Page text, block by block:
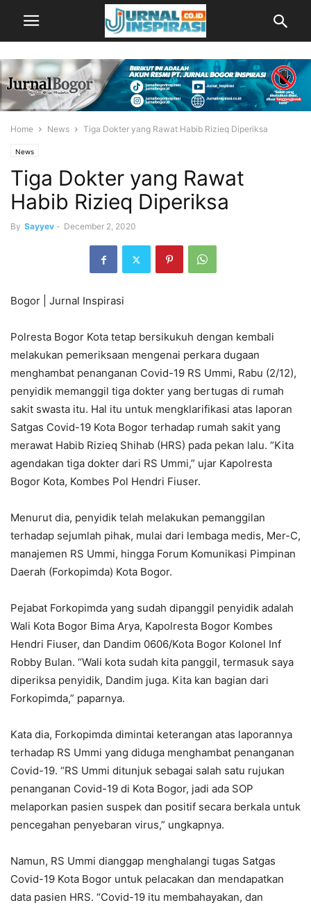
Home News Tiga Dokter yang Rawat Habib Rizieq Diperiksa
News
Tiga Dokter yang Rawat
Habib Rizieq Diperiksa
By Sayyev - December 2, 2020
Bogor | Jurnal Inspirasi
Polresta Bogor Kota tetap bersikukuh dengan kembali
melakukan pemeriksaan mengenai perkara dugaan
menghambat penanganan Covid-19 RS Ummi, Rabu (2/12),
penyidik memanggil tiga dokter yang bertugas di rumah
sakit swasta itu. Hal itu untuk mengklarifikasi atas laporan
Satgas Covid-19 Kota Bogor terhadap rumah sakit yang
merawat Habib Rizieq Shihab (HRS) pada pekan lalu. “Kita
agendakan tiga dokter dari RS Ummi,” ujar Kapolresta
Bogor Kota, Kombes Pol Hendri Fiuser.
Menurut dia, penyidik telah melakukan pemanggilan
terhadap sejumlah pihak, mulai dari lembaga medis, Mer-C,
manajemen RS Ummi, hingga Forum Komunikasi Pimpinan
Daerah (Forkopimda) Kota Bogor.
Pejabat Forkopimda yang sudah dipanggil penyidik adalah
Wali Kota Bogor Bima Arya, Kapolresta Bogor Kombes
Hendri Fiuser, dan Dandim 0606/Kota Bogor Kolonel Inf
Robby Bulan. “Wali kota sudah kita panggil, termasuk saya
diperiksa penyidik, Dandim juga. Kita kan bagian dari
Forkopimda,” paparnya.
Kata dia, Forkopimda dimintai keterangan atas laporannya
terhadap RS Ummi yang diduga menghambat penanganan
Covid-19. “RS Ummi ditunjuk sebagai salah satu rujukan
penanganan Covid-19 di Kota Bogor, jadi ada SOP
melaporkan pasien suspek dan positif secara berkala untuk
pencegahan penyebaran virus,” ungkapnya.
Namun, RS Ummi dianggap menghalangi tugas Satgas
Covid-19 Kota Bogor untuk pelacakan dan mendapatkan
data pasien HRS. “Covid-19 itu membahayakan, dan